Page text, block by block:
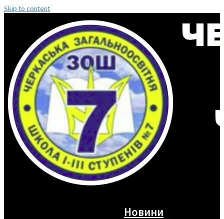
Skip to content
Новини